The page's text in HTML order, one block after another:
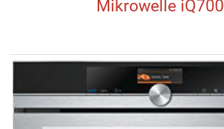
Mikrowelle iQ700